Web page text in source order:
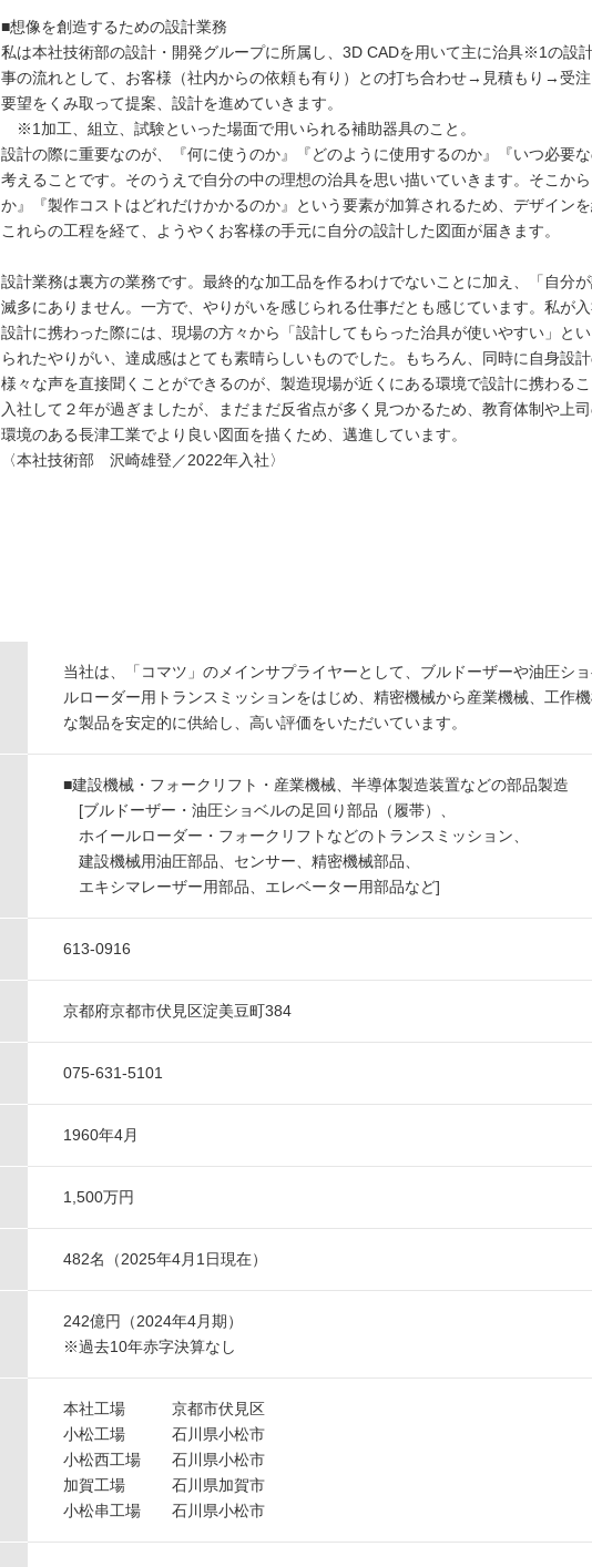
■想像を創造するための設計業務
私は本社技術部の設計・開発グループに所属し、3D CADを用いて主に治具※1の設
事の流れとして、お客様（社内からの依頼も有り）との打ち合わせ→見積もり→受
要望をくみ取って提案、設計を進めていきます。
※1加工、組立、試験といった場面で用いられる補助器具のこと。
設計の際に重要なのが、『何に使うのか』『どのように使用するのか』『いつ必要
考えることです。そのうえで自分の中の理想の治具を思い描いていきます。そこか
か』『製作コストはどれだけかかるのか』という要素が加算されるため、デザイン
これらの工程を経て、ようやくお客様の手元に自分の設計した図面が届きます。
設計業務は裏方の業務です。最終的な加工品を作るわけでないことに加え、「自分
滅多にありません。一方で、やりがいを感じられる仕事だとも感じています。私が
設計に携わった際には、現場の方々から「設計してもらった治具が使いやすい」と
られたやりがい、達成感はとても素晴らしいものでした。もちろん、同時に自身設
様々な声を直接聞くことができるのが、製造現場が近くにある環境で設計に携わる
入社して２年が過ぎましたが、まだまだ反省点が多く見つかるため、教育体制や上
環境のある長津工業でより良い図面を描くため、邁進しています。
〈本社技術部 沢崎雄登／2022年入社〉
当社は、「コマツ」のメインサプライヤーとして、ブルドーザーや油圧シ
ルローダー用トランスミッションをはじめ、精密機械から産業機械、工作
な製品を安定的に供給し、高い評価をいただいています。
■建設機械・フォークリフト・産業機械、半導体製造装置などの部品製造
[ブルドーザー・油圧ショベルの足回り部品（履帯）、
ホイールローダー・フォークリフトなどのトランスミッション、
建設機械用油圧部品、センサー、精密機械部品、
エキシマレーザー用部品、エレベーター用部品など]
613-0916
京都府京都市伏見区淀美豆町384
075-631-5101
1960年4月
1,500万円
482名（2025年4月1日現在）
242億円（2024年4月期）
※過去10年赤字決算なし
本社工場 京都市伏見区
小松工場 石川県小松市
小松西工場 石川県小松市
加賀工場 石川県加賀市
小松串工場 石川県小松市